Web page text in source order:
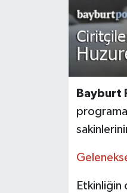
Bayburt
Etkinliğin